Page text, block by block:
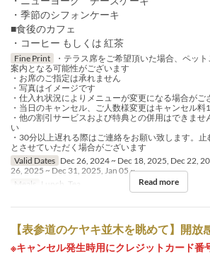
・季節のシフォンケーキ
■食後のカフェ
・コーヒー もしくは 紅茶
Fine Print
・テラス席をご希望頂いた場合、ペッ
案内となる可能性がございます
・お席のご指定は承れません
・写真はイメージです
・仕入れ状況によりメニューが変更になる場合がご
・当日のキャンセル、ご人数様変更はキャンセル
・他の割引サービスおよび特典との併用はできませ
い
・30分以上遅れる際はご連絡をお願い致します。
とさせていただく場合がございます
Valid Dates Dec 26, 2024 ~ Dec 18, 2025, Dec 22,
26, 2025 ~ Dec 31, 2025, Jan 05 ~
Meals
Lunch, Tea Read more
【表参道のケヤキ並木を眺めて】開放
※キャンセル発生時用にクレジットカード番